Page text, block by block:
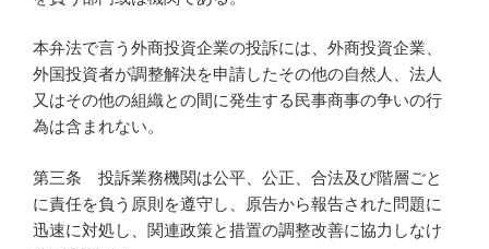
本弁法で言う外商投資企業の投訴には、外商投資企業、
外国投資者が調整解決を申請したその他の自然人、法人
又はその他の組織との間に発生する民事商事の争いの行
為は含まれない。
第三条 投訴業務機関は公平、公正、合法及び階層ごと
に責任を負う原則を遵守し、原告から報告された問題に
迅速に対処し、関連政策と措置の調整改善に協力しなけ